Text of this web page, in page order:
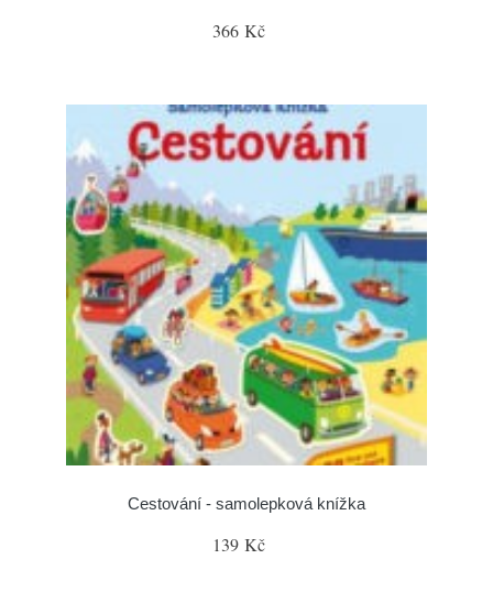
366 Kč
Cestování - samolepková knížka
139 Kč